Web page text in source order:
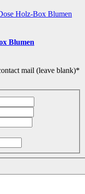
Blumen
mail (leave blank)*